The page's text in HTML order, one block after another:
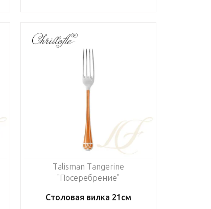
Talisman Tangerine
"Посеребрение"
Столовая вилка 21см